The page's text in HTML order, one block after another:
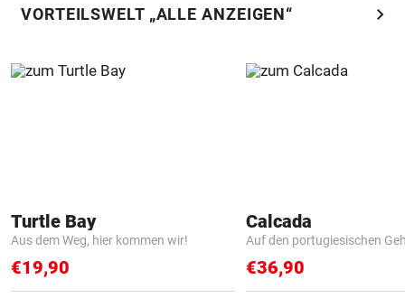
VORTEILSWELT „ALLE ANZEIGEN“ chevron_right
Turtle Bay
Aus dem Weg, hier kommen wir!
€19,90
Calcada
Auf den portugiesischen
€36,90